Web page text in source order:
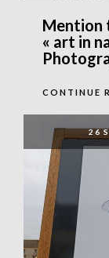
Mention
« art in
CONTINUE
26